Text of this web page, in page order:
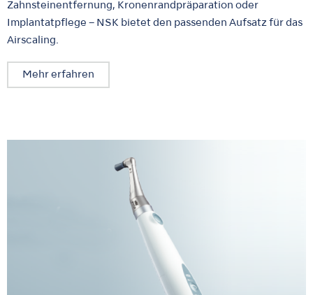
Zahnsteinentfernung, Kronenrandpräparation oder
Implantatpflege – NSK bietet den passenden Aufsatz für das
Airscaling.
Mehr erfahren